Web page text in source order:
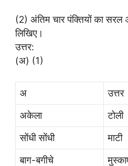
(2) अंतिम चार पंक्तियों का
लिखिए।
उत्तर:
(अ) (1)
अ उत्तर
अकेला
टोली
सोंधी सोंधी
माटी
बाग-बगीचे